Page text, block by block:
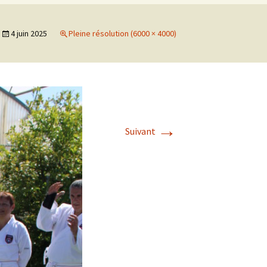
4 juin 2025 Pleine résolution (6000 × 4000)
Suivant →